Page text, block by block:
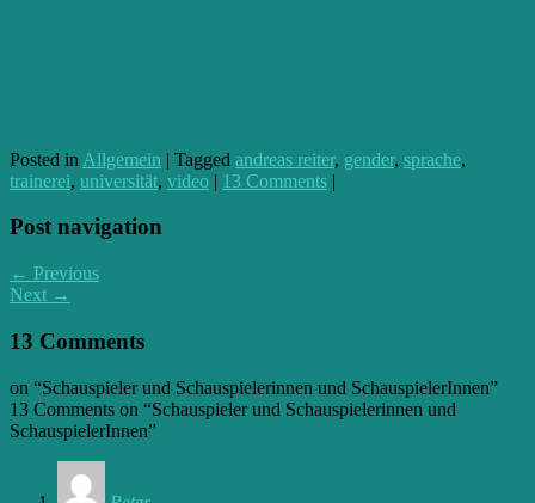
Posted in Allgemein | Tagged andreas reiter, gender, sprache,
trainerei, universität, video | 13 Comments |
Post navigation
← Previous
Next →
13 Comments
on “Schauspieler und Schauspielerinnen und SchauspielerInnen”
13 Comments on “Schauspieler und Schauspielerinnen und
SchauspielerInnen”